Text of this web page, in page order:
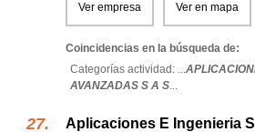
Ver empresa Ver en mapa
Coincidencias en la búsqueda de:
Categorías actividad: ...
AVANZADAS S A S...
Aplicaciones E Ingenieria S